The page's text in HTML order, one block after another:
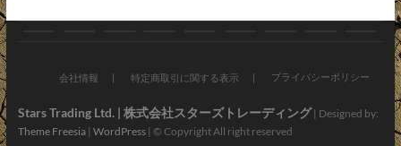
ら
せ
ロ
グ
イ
ク
パ
ン
ラ
イ
車・
中
古
す
す
め
社
情
報
プ
リ・
問
い
会社情報 特定商取引に関する表示 プライバシーポリシー
Stars Trading Ltd. | 株式会社スターズトレーディング| Designed by:
Theme Freesia| WordPress| © Copyright All right reserved